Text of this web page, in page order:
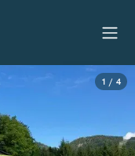
1 / 4